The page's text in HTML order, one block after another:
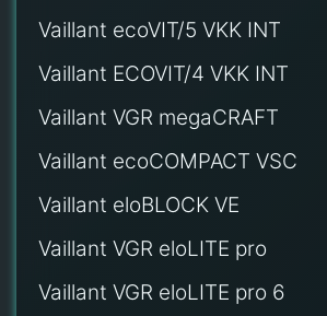
Vaillant ecoVIT/5 VKK INT
Vaillant ECOVIT/4 VKK INT
Vaillant VGR megaCRAFT
Vaillant ecoCOMPACT VSC
Vaillant eloBLOCK VE
Vaillant VGR eloLITE pro
Vaillant VGR eloLITE pro 6